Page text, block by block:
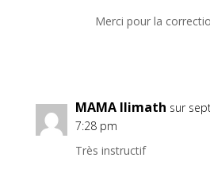
Merci pour la
MAMA Ilimath sur
7:28 pm
Très instructif